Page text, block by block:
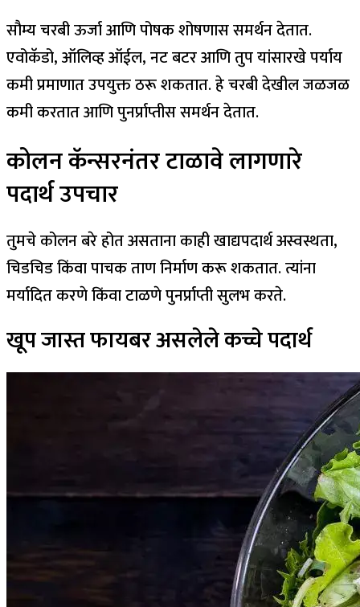
सौम्य चरबी ऊर्जा आणि पोषक शोषणास समर्थन देतात.
एवोकॅडो, ऑलिव्ह ऑईल, नट बटर आणि तुप यांसारखे पर्याय
कमी प्रमाणात उपयुक्त ठरू शकतात. हे चरबी देखील जळजळ
कमी करतात आणि पुनर्प्राप्तीस समर्थन देतात.
कोलन कॅन्सरनंतर टाळावे लागणारे
पदार्थउपचार
तुमचे कोलन बरे होत असताना काही खाद्यपदार्थ अस्वस्थता,
चिडचिड किंवा पाचक ताण निर्माण करू शकतात. त्यांना
मर्यादित करणे किंवा टाळणे पुनर्प्राप्ती सुलभ करते.
खूप जास्त फायबर असलेले कच्चे पदार्थ